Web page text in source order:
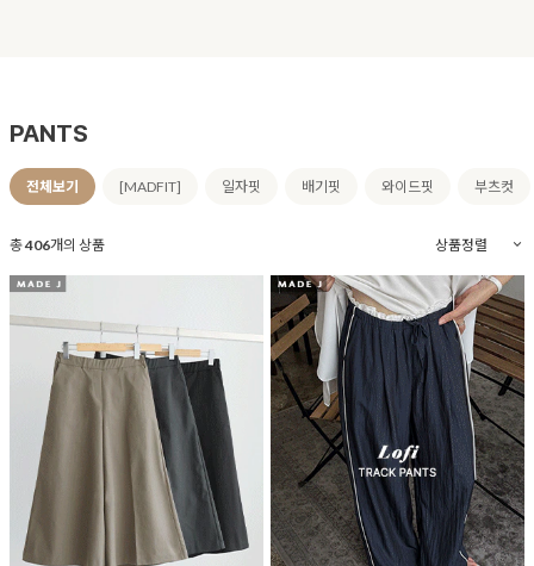
PANTS
전체보기 [MADFIT] 일자핏 배기핏 와이드핏 부츠컷
총406개의 상품